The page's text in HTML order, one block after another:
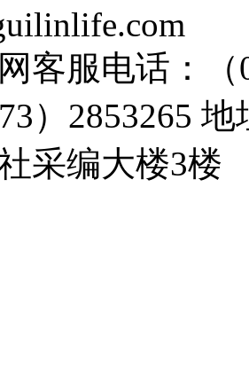
客服电话：（
）2853265
采编大楼3楼